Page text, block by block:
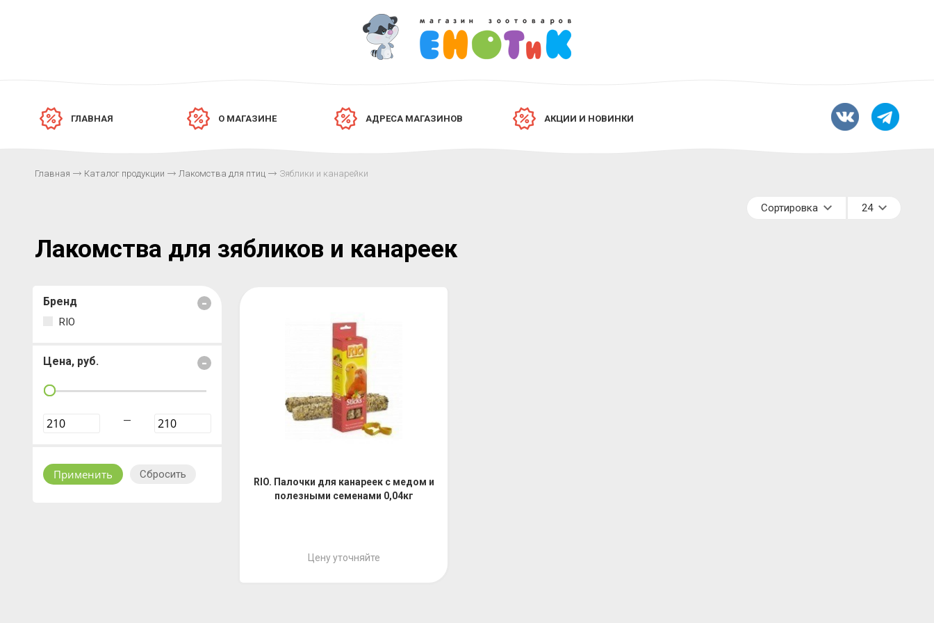
ГЛАВНАЯ О МАГАЗИНЕ АДРЕСА МАГАЗИНОВ АКЦИИ И НОВИНКИ
Главная Каталог продукции Лакомства для птиц Зяблики и канарейки
24
Сортировка
Лакомства для зябликов и канареек
RIO. Палочки для канареек с медом и
полезными семенами 0,04кг
Цену уточняйте
-
Бренд
RIO
-
Цена, руб.
—
Сбросить